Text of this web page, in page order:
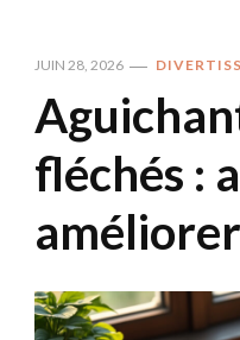
JUIN 28, 2026
fléchés :